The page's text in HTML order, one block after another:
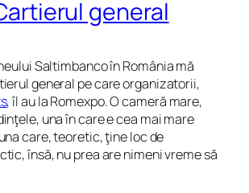
general
Saltimbanco în România mă
general pe care organizatorii,
, îl au la Romexpo. O cameră mare,
una în care e cea mai mare
care, teoretic, ţine loc de
însă, nu prea are nimeni vreme să